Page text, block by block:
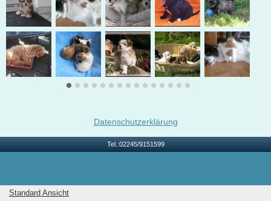
Datenschutzerklärung
Tel.:02245/9151599
Standard Ansicht